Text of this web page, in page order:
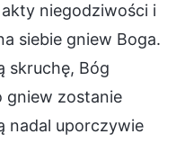
akty niegodziwości i
siebie gniew Boga.
skruchę, Bóg
gniew zostanie
nadal uporczywie